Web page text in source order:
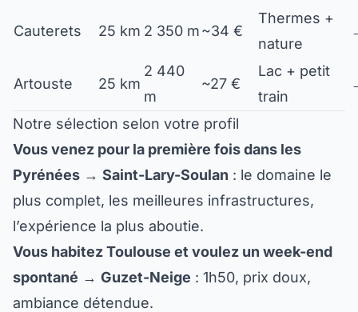
Cauterets 25 km 2 350 m~34 €
Thermes +
nature
Artouste 25 km
2 440
m
~27 €
Lac + petit
train
Notre sélection selon votre profil
Vous venez pour la première fois dans les
Pyrénées → Saint-Lary-Soulan : le domaine le
plus complet, les meilleures infrastructures,
l’expérience la plus aboutie.
Vous habitez Toulouse et voulez un week-end
spontané → Guzet-Neige : 1h50, prix doux,
ambiance détendue.